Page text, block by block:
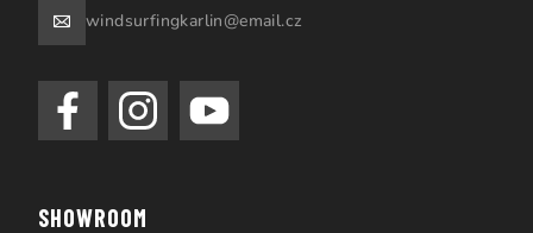
windsurfingkarlin@email.cz
SHOWROOM